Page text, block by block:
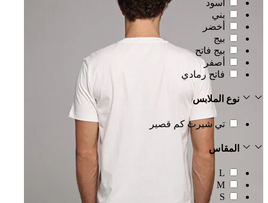
أسود
بني
أخضر
بيج
بيج فاتح
أصفر
فاتح رمادي
نوع الملابس
تي شيرت كم قصير
المقاس
L
M
S